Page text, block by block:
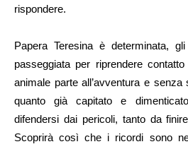
rispondere.
Papera Teresina è determinata,
passeggiata per riprendere
animale parte all’avventura e
quanto già capitato e
difendersi dai pericoli, tanto da
Scoprirà così che i ricordi sono